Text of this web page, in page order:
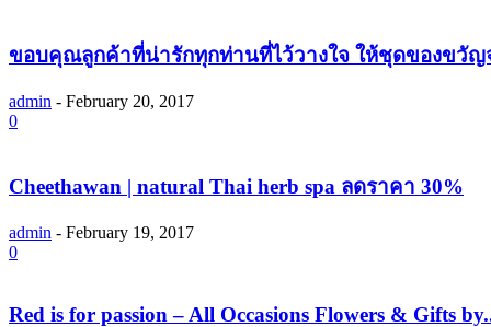
ขอบคุณลูกค้าที่น่ารักทุกท่านที่ไว้วางใจ ให้ชุดของขวัญ
admin - February 20, 2017
0
Cheethawan | natural Thai herb spa ลดราคา 30%
admin - February 19, 2017
0
Red is for passion – All Occasions Flowers & Gifts